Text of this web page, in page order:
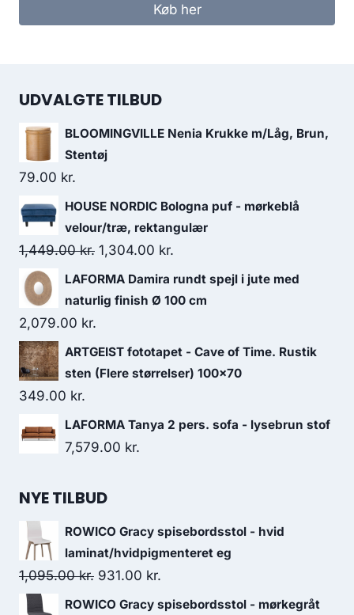
Køb her
UDVALGTE TILBUD
BLOOMINGVILLE Nenia Krukke m/Låg, Brun,
Stentøj
79.00 kr.
HOUSE NORDIC Bologna puf - mørkeblå
velour/træ, rektangulær
1,449.00kr. 1,304.00 kr.
LAFORMA Damira rundt spejl i jute med
naturlig finish Ø 100 cm
2,079.00 kr.
ARTGEIST fototapet - Cave of Time. Rustik
sten (Flere størrelser) 100x70
349.00 kr.
LAFORMA Tanya 2 pers. sofa - lysebrun stof
7,579.00 kr.
NYE TILBUD
ROWICO Gracy spisebordsstol - hvid
laminat/hvidpigmenteret eg
1,095.00kr. 931.00 kr.
ROWICO Gracy spisebordsstol - mørkegråt